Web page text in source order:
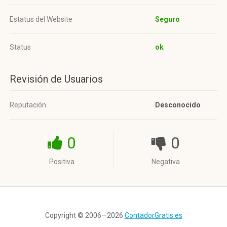
Estatus del Website Seguro
Status ok
Revisión de Usuarios
Reputación Desconocido
0
Positiva
0
Negativa
Copyright © 2006—2026 ContadorGratis.es